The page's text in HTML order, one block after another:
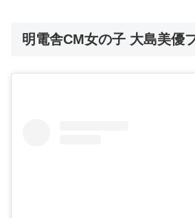
明電舎CM女の子 大島美優